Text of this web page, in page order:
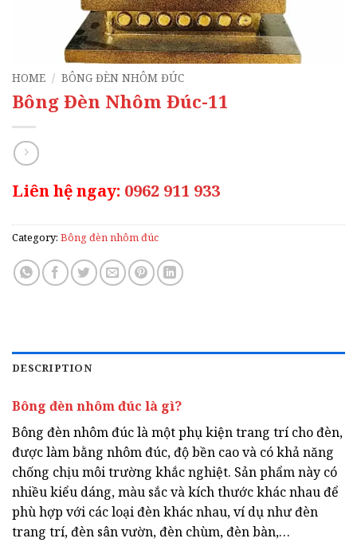
HOME / BÔNG ĐÈN NHÔM ĐÚC
Bông Đèn Nhôm Đúc-11
Liên hệ ngay: 0962 911 933
Category: Bông đèn nhôm đúc
DESCRIPTION
Bông đèn nhôm đúc là gì?
Bông đèn nhôm đúc là một phụ kiện trang trí cho đèn,
được làm bằng nhôm đúc, độ bền cao và có khả năng
chống chịu môi trường khắc nghiệt. Sản phẩm này có
nhiều kiểu dáng, màu sắc và kích thước khác nhau để
phù hợp với các loại đèn khác nhau, ví dụ như đèn
trang trí, đèn sân vườn, đèn chùm, đèn bàn,…